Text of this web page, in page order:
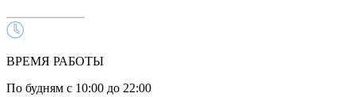
ВРЕМЯ РАБОТЫ
По будням с 10:00 до 22:00